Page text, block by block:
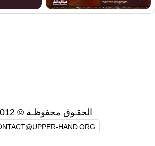
الحقـوق محفوظـة © 2012
HAND.ORG